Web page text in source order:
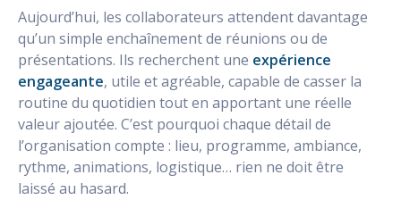
Aujourd’hui, les collaborateurs attendent davantage
qu’un simple enchaînement de réunions ou de
présentations. Ils recherchent une expérience
engageante, utile et agréable, capable de casser la
routine du quotidien tout en apportant une réelle
valeur ajoutée. C’est pourquoi chaque détail de
l’organisation compte : lieu, programme, ambiance,
rythme, animations, logistique… rien ne doit être
laissé au hasard.